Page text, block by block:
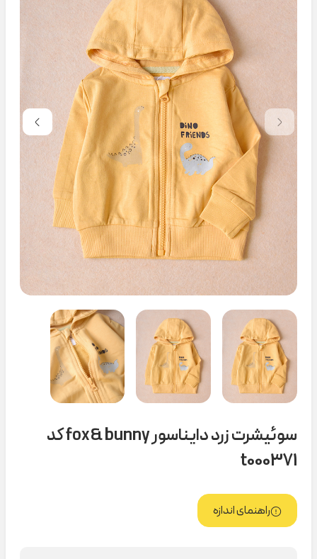
سوئیشرت زرد دایناسور fox& bunny کد
t000371
راهنمای اندازه